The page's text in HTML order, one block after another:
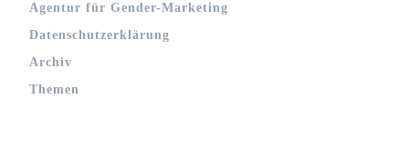
Agentur für Gender-Marketing
Datenschutzerklärung
Archiv
Themen